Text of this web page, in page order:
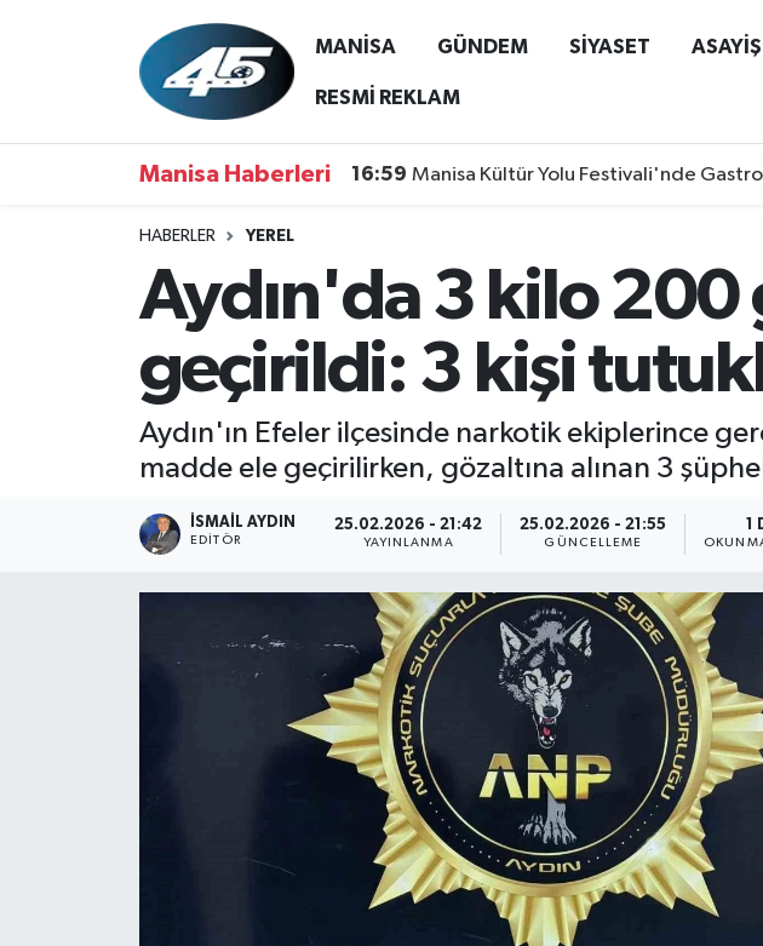
MANİSA GÜNDEM SİYASET ASAYİŞ
RESMİ REKLAM
Manisa Haberleri 16:59 Manisa Kültür Yolu Festivali'nde
HABERLER YEREL
Aydın'da 3 kilo 200
geçirildi: 3 kişi
Aydın'ın Efeler ilçesinde narkotik ekiplerince
madde ele geçirilirken, gözaltına alınan 3
İSMAIL AYDIN
EDITÖR
25.02.2026 - 21:42
YAYINLANMA
25.02.2026 - 21:55
GÜNCELLEME
1
MANİSA
RESMİ REKLAM
Hava Durumu
Tüm Manşetler
Son Dakika Haberleri
Haber Arşivi